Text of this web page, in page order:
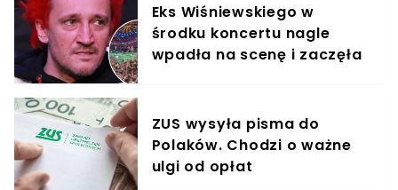
Eks Wiśniewskiego w
środku koncertu nagle
wpadła na scenę i zaczęła
ZUS wysyła pisma do
Polaków. Chodzi o ważne
ulgi od opłat